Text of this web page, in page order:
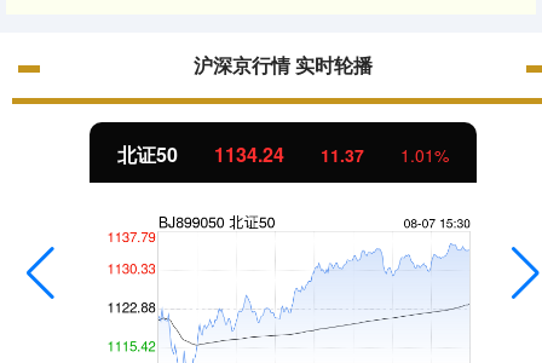
沪深京行情 实时轮播
北证50 1134.24 11.37 1.01%